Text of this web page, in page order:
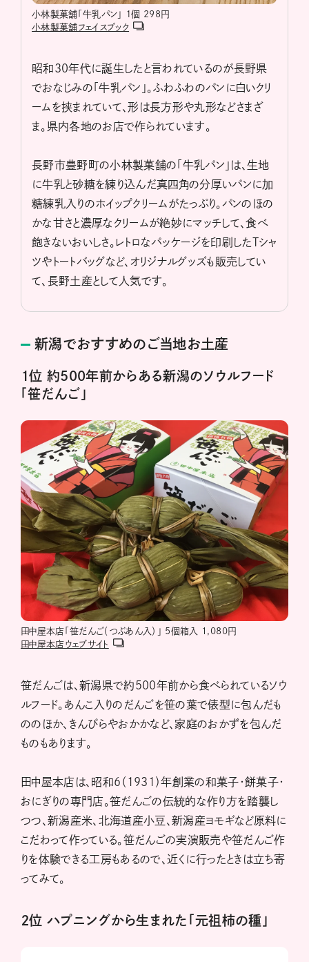
小林製菓舗「牛乳パン」 １個 298円
小林製菓舗フェイスブック
昭和30年代に誕生したと言われているのが長野県
でおなじみの「牛乳パン」。ふわふわのパンに白いクリ
ームを挟まれていて、形は長方形や丸形などさまざ
ま。県内各地のお店で作られています。
長野市豊野町の小林製菓舗の「牛乳パン」は、生地
に牛乳と砂糖を練り込んだ真四角の分厚いパンに加
糖練乳入りのホイップクリームがたっぷり。パンのほの
かな甘さと濃厚なクリームが絶妙にマッチして、食べ
飽きないおいしさ。レトロなパッケージを印刷したTシャ
ツやトートバッグなど、オリジナルグッズも販売してい
て、長野土産として人気です。
新潟でおすすめのご当地お土産
１位 約500年前からある新潟のソウルフード
「笹だんご」
田中屋本店「笹だんご（つぶあん入）」 5個箱入 1,080円
田中屋本店ウェブサイト
笹だんごは、新潟県で約500年前から食べられているソウ
ルフード。あんこ入りのだんごを笹の葉で俵型に包んだも
ののほか、きんぴらやおかかなど、家庭のおかずを包んだ
ものもあります。
田中屋本店は、昭和6（1931）年創業の和菓子・餅菓子・
おにぎりの専門店。笹だんごの伝統的な作り方を踏襲し
つつ、新潟産米、北海道産小豆、新潟産ヨモギなど原料に
こだわって作っている。笹だんごの実演販売や笹だんご作
りを体験できる工房もあるので、近くに行ったときは立ち寄
ってみて。
２位 ハプニングから生まれた「元祖柿の種」